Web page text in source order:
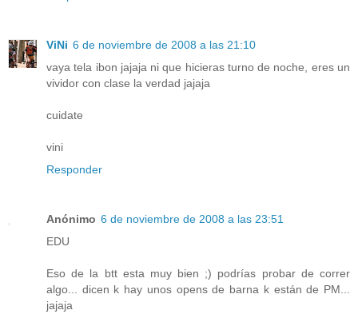
ViNi 6 de noviembre de 2008 a las 21:10
vaya tela ibon jajaja ni que hicieras turno de noche, eres un
vividor con clase la verdad jajaja
cuidate
vini
Responder
Anónimo 6 de noviembre de 2008 a las 23:51
EDU
Eso de la btt esta muy bien ;) podrías probar de correr
algo... dicen k hay unos opens de barna k están de PM...
jajaja